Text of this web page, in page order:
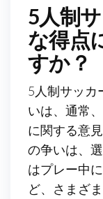
5人制
な得点
すか？
5人制サッカ
いは、通常
に関する意
の争いは、
はプレー中
ど、さまざ